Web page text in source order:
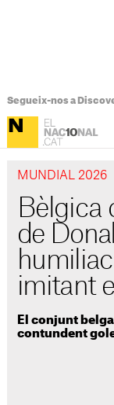
Segueix-nos a
MUNDIAL 2026
Bèlgica
de
imitant
El conjunt
contundent